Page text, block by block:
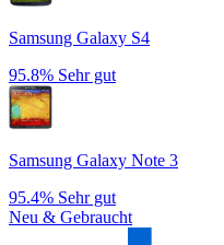
Samsung Galaxy S4
95.8% Sehr gut
Samsung Galaxy Note 3
95.4% Sehr gut
Neu & Gebraucht